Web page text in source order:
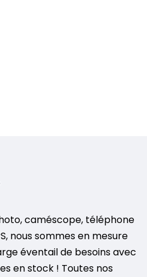
caméscope, téléphone
nous sommes en mesure
éventail de besoins avec
en stock ! Toutes nos